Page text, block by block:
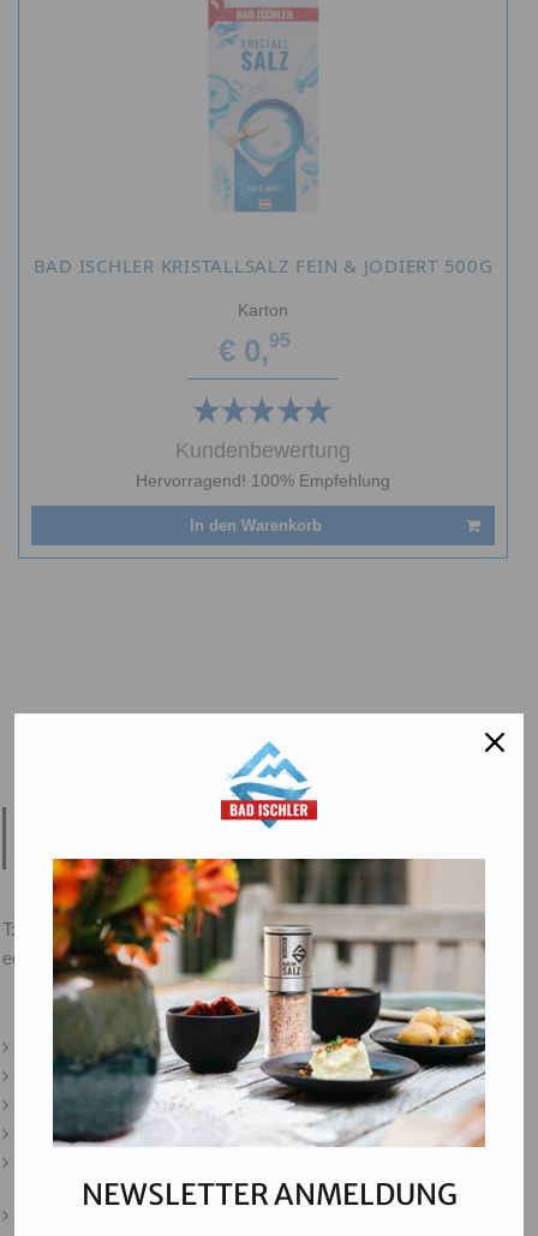
BAD ISCHLER KRISTALLSALZ FEIN & JODIERT 500G
Karton
€ 0,95
Kundenbewertung
Hervorragend! 100% Empfehlung
In den Warenkorb
Salinen Austria Aktiengesellschaft
4802 Ebensee am Traunsee,AUSTRIA
T:
+43 676 87812208
ecommerce@salinen.com
Kontakt
Downloads
Presse
Partner & Friends
NEWSLETTER ANMELDUNG